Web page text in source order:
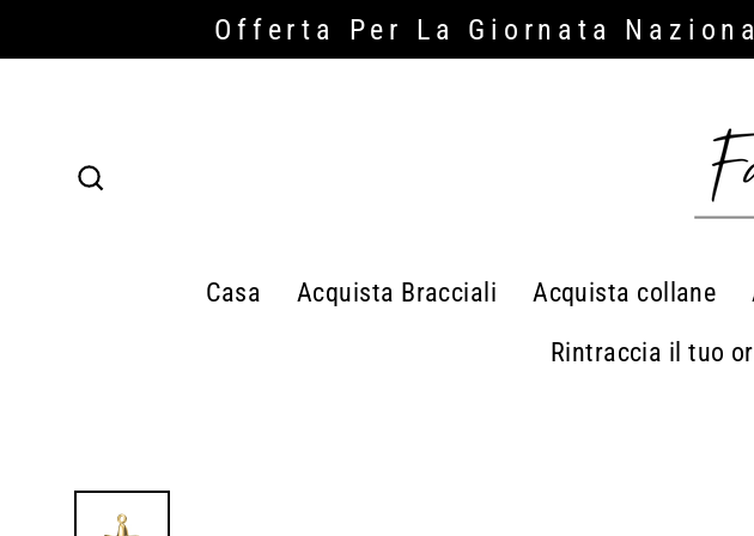
Offerta Per La Giornata
Casa Acquista Bracciali Acquista collane
Rintraccia il tuo